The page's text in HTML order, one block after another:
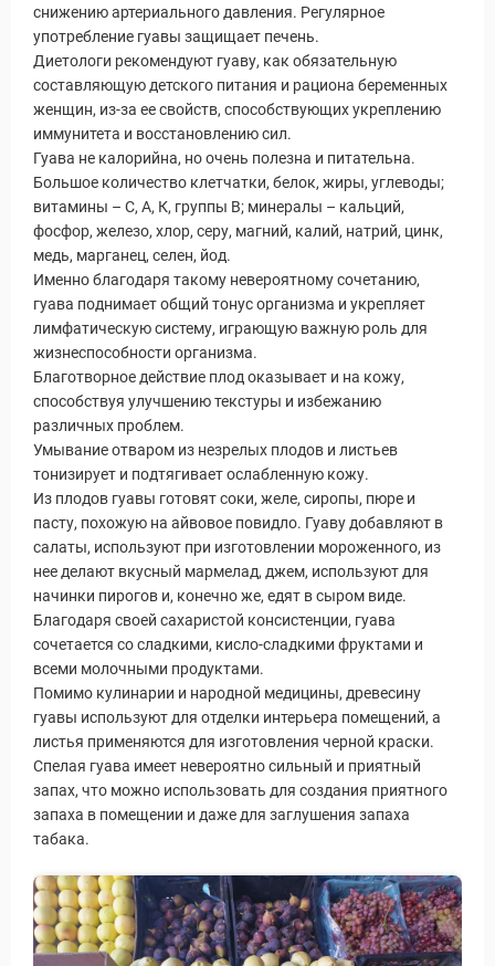
снижению артериального давления. Регулярное
употребление гуавы защищает печень.
Диетологи рекомендуют гуаву, как обязательную
составляющую детского питания и рациона беременных
женщин, из-за ее свойств, способствующих укреплению
иммунитета и восстановлению сил.
Гуава не калорийна, но очень полезна и питательна.
Большое количество клетчатки, белок, жиры, углеводы;
витамины – С, А, К, группы В; минералы – кальций,
фосфор, железо, хлор, серу, магний, калий, натрий, цинк,
медь, марганец, селен, йод.
Именно благодаря такому невероятному сочетанию,
гуава поднимает общий тонус организма и укрепляет
лимфатическую систему, играющую важную роль для
жизнеспособности организма.
Благотворное действие плод оказывает и на кожу,
способствуя улучшению текстуры и избежанию
различных проблем.
Умывание отваром из незрелых плодов и листьев
тонизирует и подтягивает ослабленную кожу.
Из плодов гуавы готовят соки, желе, сиропы, пюре и
пасту, похожую на айвовое повидло. Гуаву добавляют в
салаты, используют при изготовлении мороженного, из
нее делают вкусный мармелад, джем, используют для
начинки пирогов и, конечно же, едят в сыром виде.
Благодаря своей сахаристой консистенции, гуава
сочетается со сладкими, кисло-сладкими фруктами и
всеми молочными продуктами.
Помимо кулинарии и народной медицины, древесину
гуавы используют для отделки интерьера помещений, а
листья применяются для изготовления черной краски.
Спелая гуава имеет невероятно сильный и приятный
запах, что можно использовать для создания приятного
запаха в помещении и даже для заглушения запаха
табака.